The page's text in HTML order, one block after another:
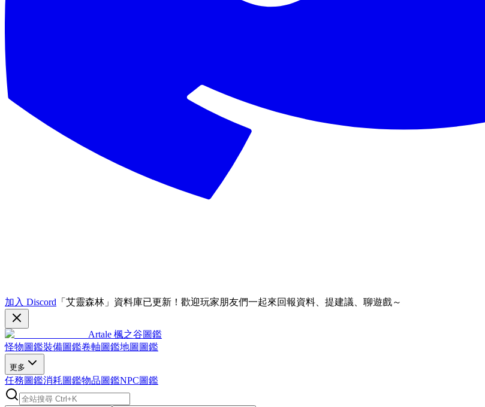
加入 Discord 「艾靈森林」資料庫已更新！歡迎玩家朋友們一起來回報資料、提建議、聊遊戲～
Artale 楓之谷圖鑑
怪物圖鑑裝備圖鑑卷軸圖鑑地圖圖鑑
更多
任務圖鑑消耗圖鑑物品圖鑑NPC圖鑑